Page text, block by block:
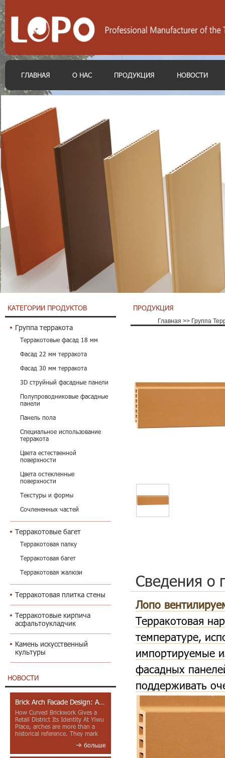
ГЛАВНАЯ О НАС ПРОДУКЦИЯ НОВОСТИ
КАТЕГОРИИ ПРОДУКТОВ
Группа терракота
Терракотовые фасад 18 мм
Фасад 22 мм терракота
Фасад 30 мм терракота
3D струйный фасадные панели
Полупроводниковые фасадные
панели
Панель пола
Специальное использование
терракота
Цвета естественной
поверхности
Цвета остекленные
поверхности
Текстуры и формы
Сочлененных частей
Терракотовые багет
Терракотовая палку
Терракотовая багет
Терракотовая жалюзи
Терракотовая плитка стены
Терракотовые кирпича
асфальтоукладчик
Камень искусственный
культуры
НОВОСТИ
Brick Arch Facade Design: A Closer Look at Yiwu Place
How Curved Brickwork Gives a
Retail District Its Identity At Yiwu
Place, arches are more than a
historical reference. They mark
больше
ПРОДУКЦИЯ
Главная >> Группа
Сведения о
Лопо
Терракотовая
температуре,
импортируемые
фасадных
поддерживать